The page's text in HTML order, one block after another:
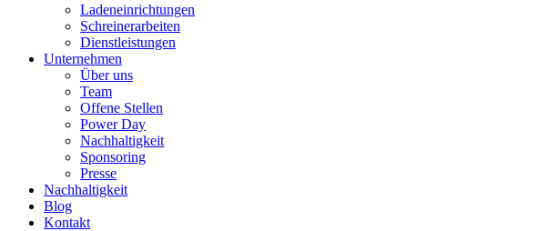
Ladeneinrichtungen
Schreinerarbeiten
Dienstleistungen
Unternehmen
Über uns
Team
Offene Stellen
Power Day
Nachhaltigkeit
Sponsoring
Presse
Nachhaltigkeit
Blog
Kontakt